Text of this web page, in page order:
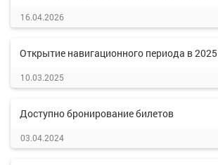
16.04.2026
Открытие навигационного периода в
10.03.2025
Доступно бронирование билетов
03.04.2024